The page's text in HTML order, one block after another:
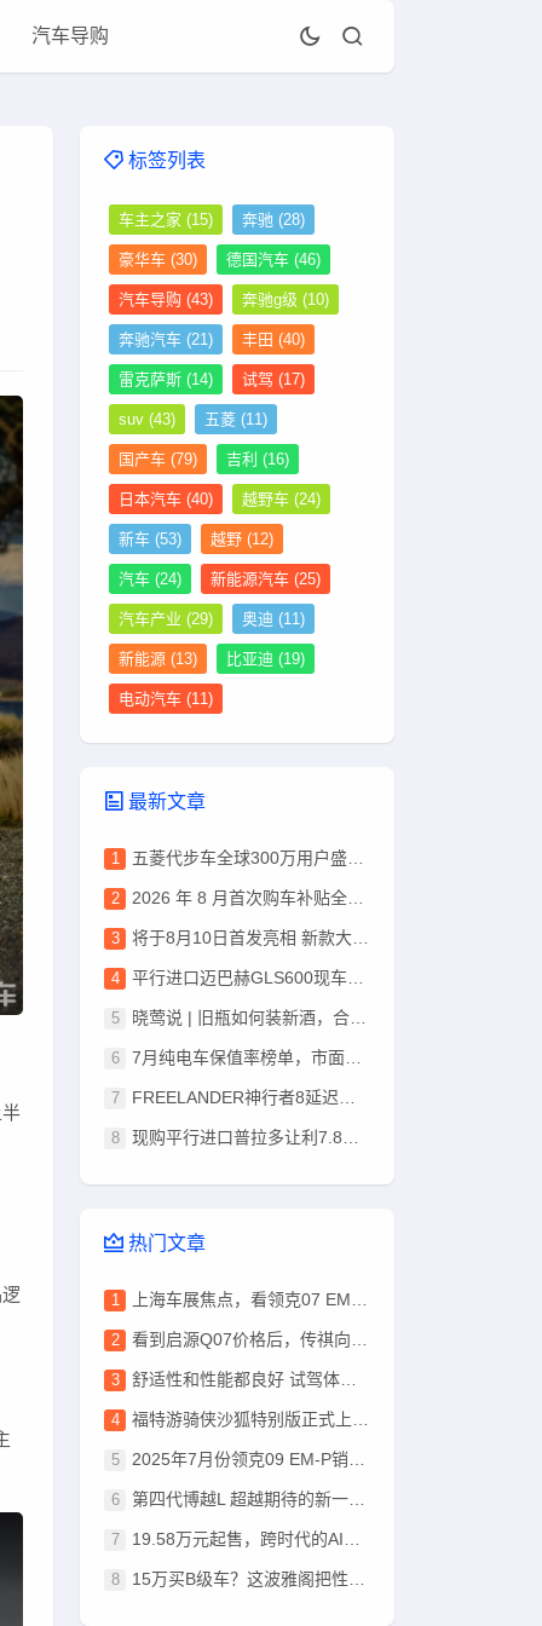
汽车导购
标签列表
车主之家 (15) 奔驰 (28)
豪华车 (30) 德国汽车 (46)
汽车导购 (43) 奔驰g级 (10)
奔驰汽车 (21) 丰田 (40)
雷克萨斯 (14) 试驾 (17)
suv (43) 五菱 (11)
国产车 (79) 吉利 (16)
日本汽车 (40) 越野车 (24)
新车 (53) 越野 (12)
汽车 (24) 新能源汽车 (25)
汽车产业 (29) 奥迪 (11)
新能源 (13) 比亚迪 (19)
电动汽车 (11)
最新文章
五菱代步车全球300万用户盛典，燃爆蓉城夜空
2026 年 8 月首次购车补贴全攻略：最高1.1 万，手机 5 分钟申领全流程
将于8月10日首发亮相 新款大众Atlas Cross Sport预告图
平行进口迈巴赫GLS600现车到店内外解读
晓莺说 | 旧瓶如何装新酒，合资车企下一程
7月纯电车保值率榜单，市面热销车型居多，小米YU7排首位
FREELANDER神行者8延迟到8月14日开启预售
现购平行进口普拉多让利7.8万 最低42万
热门文章
上海车展焦点，看领克07 EM-P如何颠覆传统轿车印象
看到启源Q07价格后，传祺向往S7“不香”了？
舒适性和性能都良好 试驾体验极氪 X
福特游骑侠沙狐特别版正式上市，厂商指导价28.58万元起
2025年7月份领克09 EM-P销量796台, 同比增长16.03%
第四代博越L 超越期待的新一代 开启城市SUV新篇章
19.58万元起售，跨时代的AI汽车小鹏G7上市
15万买B级车？这波雅阁把性价比卷到天花板！